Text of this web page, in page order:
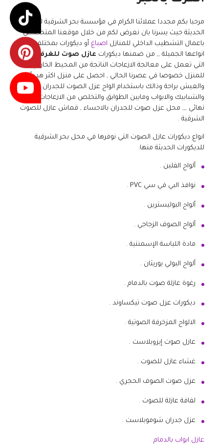
مرحبا بكم مجددا عملائنا الكرام في مؤسسة بحر الشرقية للديكورات
الحديثة حيث يسرنا بان نعرض لكم من خلال موقعنا المتخصص
باعمال التشطيب الداخلي للمنازل اصباغ أو ديكورات بمختلف
انواعها الجميلة ,, من ضمنها ديكورات عازل صوت للغرف بالخبر
التي تعمل على معالجة الازعاجات الناتجة من المحيط الخارجي
للمنزل خصوصا في عصرنا الحالي , احصل على منزل اكثر هدوأ
والعيش براحة وذالك باستخدام الواح عزل الصوت للجدران
والشبابيك والابواب ومابين الطوابق والتخلص من الازعاجات بشكل
نهائي ,,, محل عزل صوت للجدران بالاحساء , قماش عازل للصوت
الشرقية .
انواع ديكورات عازل الصوت التي نوفرها في محل بحر الشرقية
للديكورات الحديثة منها:
ألواح الفلين .
نوافذ البي في سي PVC .
ألواح البوليسترين .
ألواح الصوف الزجاجي .
مادة اللياسة الإسمنتية .
ألواح البولي يوريثان .
رغوة عازلة صوت بالدمام .
ديكورات عزل صوت تيكساوند .
الالواح المزخرفة الصوتية .
عازل صوت إيزوبلاست .
غشاء عازل للصوت .
عزل صوت الصوف الحجري .
لفافة عازلة للصوت .
عزل جدران شوموبلاست .
عازل ابواب بالدمام